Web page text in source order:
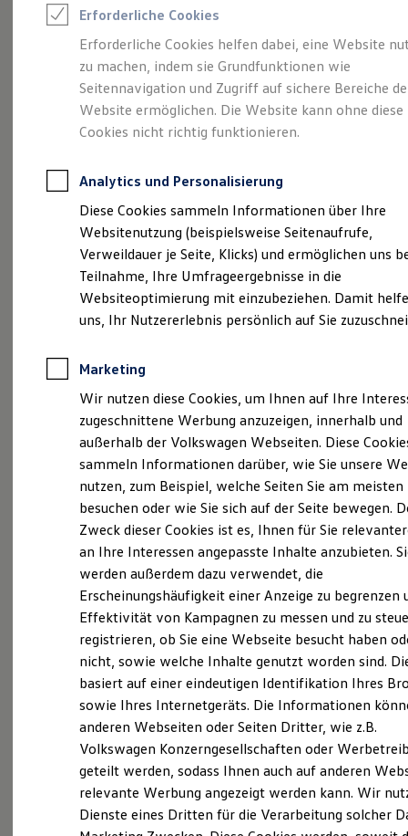
Saisonangebote
Leasing
Leasing-Angebote
Gebrauchtwagen Leasing
Junge Gebrauchtwagen-Leasing
Elektroauto Leasing
Kleinwagen-Leasing
Leasing ohne Anzahlung
Autokredit mit Schlussrate
Versicherungen und Garantien
Kfz-Versicherung
Restschuldversicherungen
Garantien
Wartungsverträge
Geschäftskunden
Professional Class bei Volkswagen
Großkunden
Behörden
Anpfiff zum Gewinn
Elektroautos
ID. Tutorials
Elektrofahrzeugkonzepte
Reichweite
Reichweite der ID. Modelle
Reichweite im Winter
Laden
Laden unterwegs
Laden Zuhause
Ladezeitensimulator
Batterie
Sicherheit
Garantie und Lebensdauer
Nachhaltigkeit
Technologie
Kosten und Kauf
Verbrauchskosten
Kaufoptionen
E-Auto-Förderung
Software und Konnektivität
Die ID. Software 6
ID. Software Versionen und Updates
Digitale Extras
Schnittstellen zu Ihrem ID.
So geht neu.
Entdecken Sie jetzt
den neuen ID.3 Neo!
(Impressum & Rechtliches)
Probefahrt vereinbaren
Fahrzeugangebot anfordern
Serviceanfrage stellen
Erforderliche Cookies
Erforderliche Cookies helfen dabei, eine Website
zu machen, indem sie Grundfunktionen wie
Seitennavigation und Zugriff auf sichere Bereiche
Website ermöglichen. Die Website kann ohne diese
Cookies nicht richtig funktionieren.
Analytics und Personalisierung
Diese Cookies sammeln Informationen über Ihre
Websitenutzung (beispielsweise Seitenaufrufe,
Verweildauer je Seite, Klicks) und ermöglichen uns
Teilnahme, Ihre Umfrageergebnisse in die
Websiteoptimierung mit einzubeziehen. Damit
uns, Ihr Nutzererlebnis persönlich auf Sie
Marketing
Wir nutzen diese Cookies, um Ihnen auf Ihre
zugeschnittene Werbung anzuzeigen, innerhalb und
außerhalb der Volkswagen Webseiten. Diese
sammeln Informationen darüber, wie Sie unsere
nutzen, zum Beispiel, welche Seiten Sie am meisten
besuchen oder wie Sie sich auf der Seite bewegen.
Zweck dieser Cookies ist es, Ihnen für Sie
an Ihre Interessen angepasste Inhalte anzubieten.
werden außerdem dazu verwendet, die
Erscheinungshäufigkeit einer Anzeige zu begrenzen
Effektivität von Kampagnen zu messen und zu
registrieren, ob Sie eine Webseite besucht haben
nicht, sowie welche Inhalte genutzt worden sind.
basiert auf einer eindeutigen Identifikation Ihres
sowie Ihres Internetgeräts. Die Informationen
anderen Webseiten oder Seiten Dritter, wie z.B.
Volkswagen Konzerngesellschaften oder
geteilt werden, sodass Ihnen auch auf anderen
relevante Werbung angezeigt werden kann. Wir
Dienste eines Dritten für die Verarbeitung solcher